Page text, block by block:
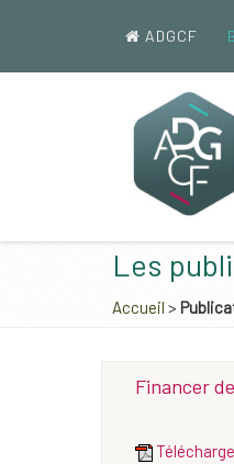
ADGCF
Les
Accueil >
Financer